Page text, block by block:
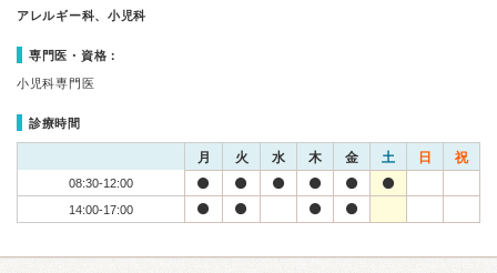
アレルギー科、小児科
専門医・資格：
小児科専門医
診療時間
月 火 水 木 金 土 日 祝
08:30-12:00
14:00-17:00